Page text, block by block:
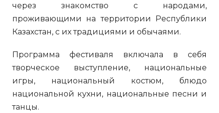
через знакомство с народами,
проживающими на территории Республики
Казахстан, с их традициями и обычаями.
Программа фестиваля включала в себя
творческое выступление, национальные
игры, национальный костюм, блюдо
национальной кухни, национальные песни и
танцы.